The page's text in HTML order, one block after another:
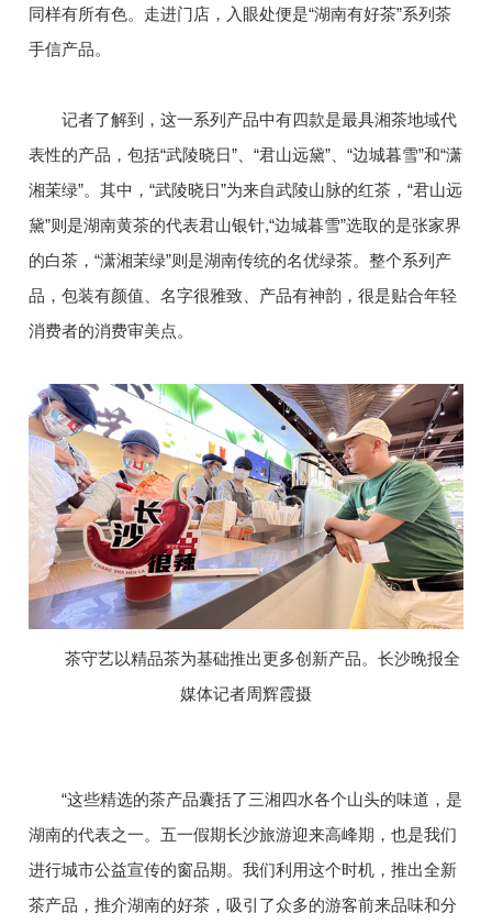
同样有所有色。走进门店，入眼处便是“湖南有好茶”系列茶
手信产品。
记者了解到，这一系列产品中有四款是最具湘茶地域代
表性的产品，包括“武陵晓日”、“君山远黛”、“边城暮雪”和“潇
湘茉绿”。其中，“武陵晓日”为来自武陵山脉的红茶，“君山远
黛”则是湖南黄茶的代表君山银针,“边城暮雪”选取的是张家界
的白茶，“潇湘茉绿”则是湖南传统的名优绿茶。整个系列产
品，包装有颜值、名字很雅致、产品有神韵，很是贴合年轻
消费者的消费审美点。
茶守艺以精品茶为基础推出更多创新产品。长沙晚报全
媒体记者周辉霞摄
“这些精选的茶产品囊括了三湘四水各个山头的味道，是
湖南的代表之一。五一假期长沙旅游迎来高峰期，也是我们
进行城市公益宣传的窗品期。我们利用这个时机，推出全新
茶产品，推介湖南的好茶，吸引了众多的游客前来品味和分